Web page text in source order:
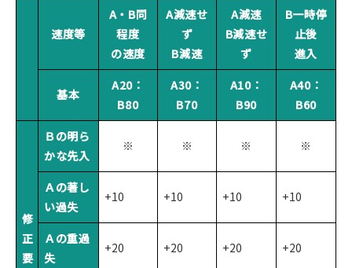
速度等
A・B同
程度
の速度
A減速せ
ず
B減速
A減速
B減速せ
ず
B一時停
止後
進入
基本
A20：
B80
A30：
B70
A10：
B90
A40：
B60
修
正
要
Ｂの明ら
かな先入
※ ※ ※ ※
Ａの著し
い過失
+10 +10 +10 +10
Ａの重過
失
+20 +20 +20 +20